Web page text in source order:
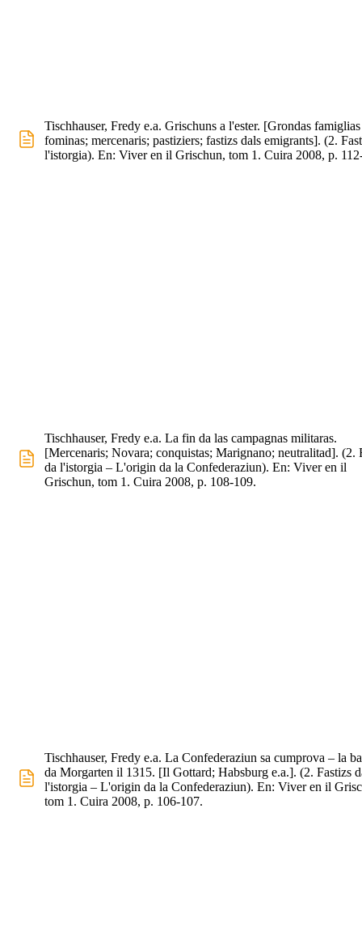
Tischhauser, Fredy e.a. Grischuns a l'ester. [Grondas
fominas; mercenaris; pastiziers; fastizs dals emigrants]. (2.
l'istorgia). En: Viver en il Grischun, tom 1. Cuira 2008, p.
Tischhauser, Fredy e.a. La fin da las campagnas militaras.
[Mercenaris; Novara; conquistas; Marignano; neutralitad]. (2.
da l'istorgia – L'origin da la Confederaziun). En: Viver en il
Grischun, tom 1. Cuira 2008, p. 108-109.
Tischhauser, Fredy e.a. La Confederaziun sa cumprova – la
da Morgarten il 1315. [Il Gottard; Habsburg e.a.]. (2. Fastizs
l'istorgia – L'origin da la Confederaziun). En: Viver en il
tom 1. Cuira 2008, p. 106-107.